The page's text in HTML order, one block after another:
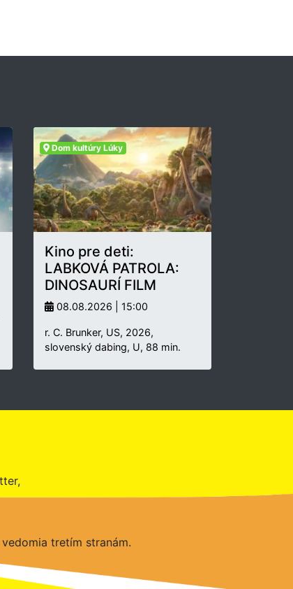
Dom kultúry Lúky
Kino pre deti:
LABKOVÁ PATROLA:
DINOSAURÍ FILM
08.08.2026 | 15:00
r. C. Brunker, US, 2026,
slovenský dabing, U, 88 min.
tretím stranám.